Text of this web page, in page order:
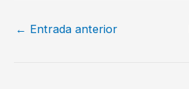
← Entrada anterior